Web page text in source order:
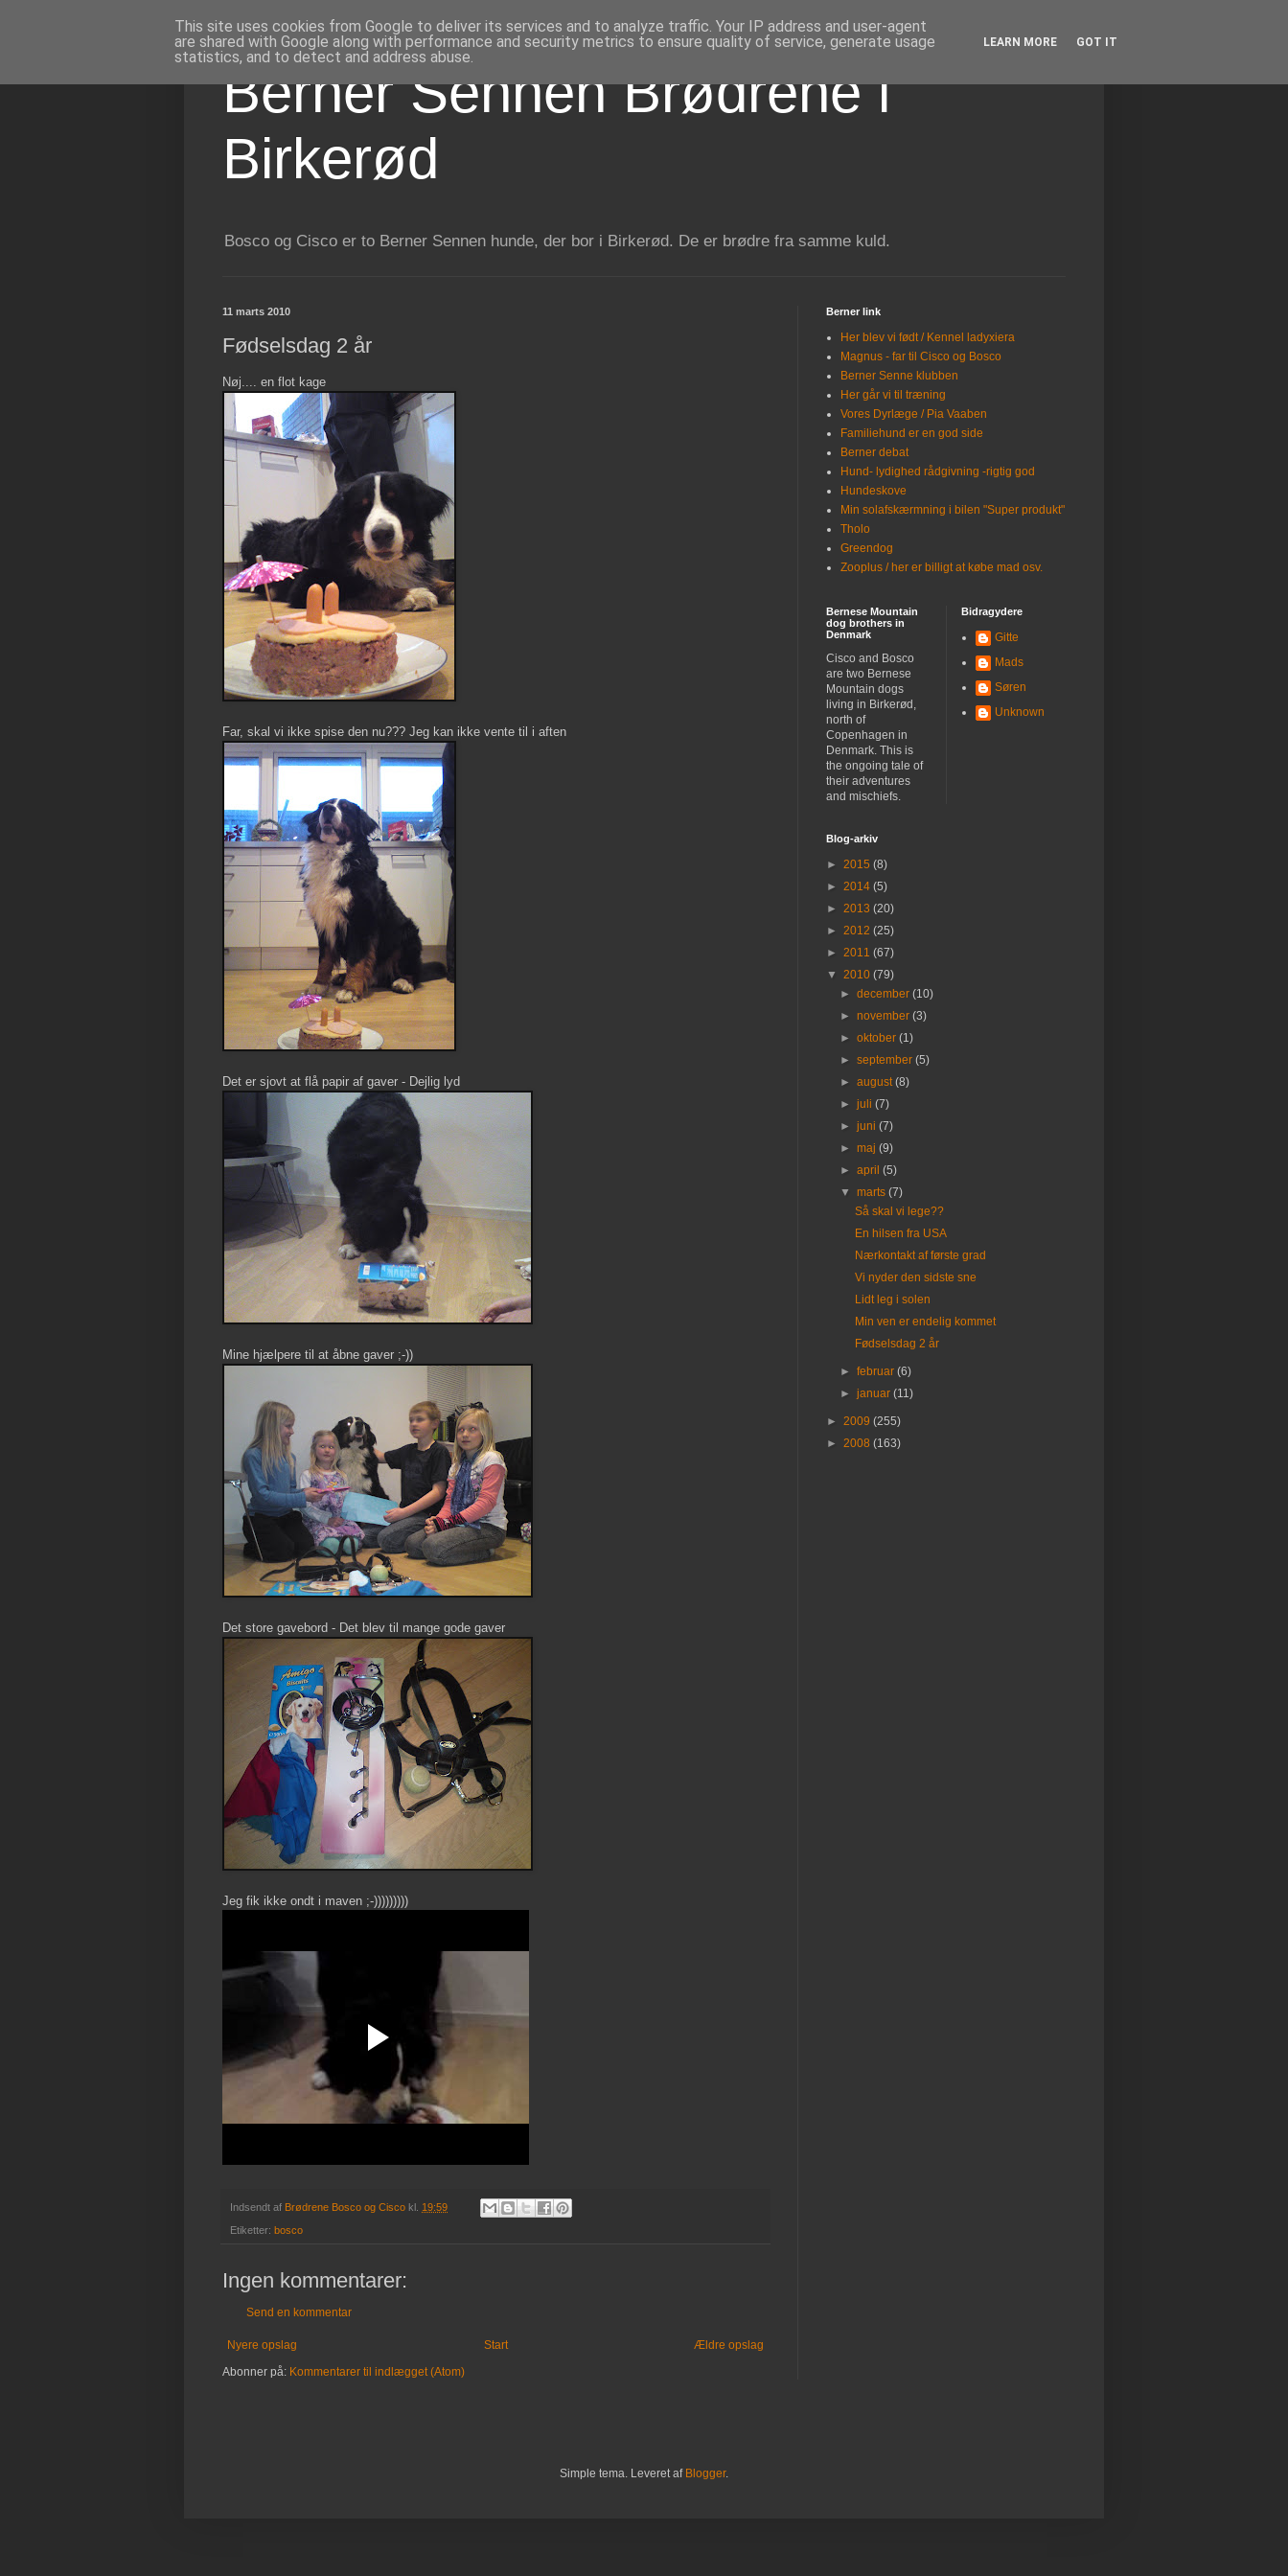
Berner Sennen Brødrene i
Birkerød
Bosco og Cisco er to Berner Sennen hunde, der bor i Birkerød. De er brødre fra samme kuld.
11 marts 2010
Fødselsdag 2 år
Nøj.... en flot kage
Far, skal vi ikke spise den nu??? Jeg kan ikke vente til i aften
Det er sjovt at flå papir af gaver - Dejlig lyd
Mine hjælpere til at åbne gaver ;-))
Det store gavebord - Det blev til mange gode gaver
Jeg fik ikke ondt i maven ;-)))))))))
Indsendt af Brødrene Bosco og Cisco kl. 19:59
Etiketter: bosco
Ingen kommentarer:
Send en kommentar
Nyere opslag Ældre opslag
Start
Abonner på: Kommentarer til indlægget (Atom)
Berner link
Her blev vi født / Kennel ladyxiera
Magnus - far til Cisco og Bosco
Berner Senne klubben
Her går vi til træning
Vores Dyrlæge / Pia Vaaben
Familiehund er en god side
Berner debat
Hund- lydighed rådgivning -rigtig god
Hundeskove
Min solafskærmning i bilen "Super produkt"
Tholo
Greendog
Zooplus / her er billigt at købe mad osv.
Bernese Mountain
dog brothers in
Denmark
Cisco and Bosco
are two Bernese
Mountain dogs
living in Birkerød,
north of
Copenhagen in
Denmark. This is
the ongoing tale of
their adventures
and mischiefs.
Bidragydere
Gitte
Mads
Søren
Unknown
Blog-arkiv
► 2015 (8)
► 2014 (5)
► 2013 (20)
► 2012 (25)
► 2011 (67)
▼ 2010 (79)
►december(10)
►november(3)
►oktober(1)
►september(5)
►august(8)
►juli(7)
►juni(7)
►maj(9)
►april(5)
▼marts(7)
Så skal vi lege??
En hilsen fra USA
Nærkontakt af første grad
Vi nyder den sidste sne
Lidt leg i solen
Min ven er endelig kommet
Fødselsdag 2 år
►februar(6)
►januar(11)
► 2009 (255)
► 2008 (163)
Simple tema. Leveret af Blogger.
This site uses cookies from Google to deliver its services and to analyze traffic. Your IP address and user-agent
are shared with Google along with performance and security metrics to ensure quality of service, generate usage
statistics, and to detect and address abuse.
LEARN MORE GOT IT